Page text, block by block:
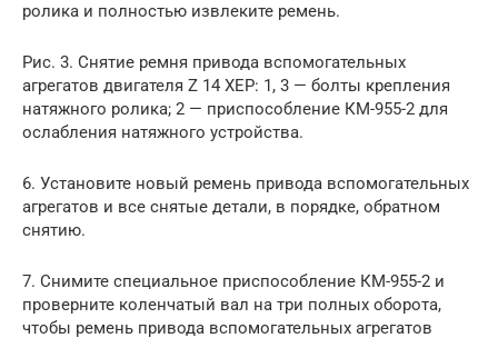
ролика и полностью извлеките ремень.
Рис. 3. Снятие ремня привода вспомогательных
агрегатов двигателя Z 14 ХЕР: 1, 3 — болты крепления
натяжного ролика; 2 — приспособление КМ-955-2 для
ослабления натяжного устройства.
6. Установите новый ремень привода вспомогательных
агрегатов и все снятые детали, в порядке, обратном
снятию.
7. Снимите специальное приспособление КМ-955-2 и
проверните коленчатый вал на три полных оборота,
чтобы ремень привода вспомогательных агрегатов